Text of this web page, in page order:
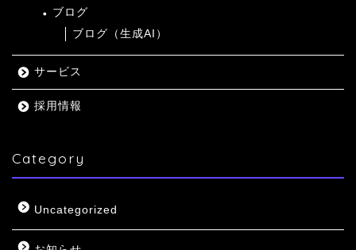
ブログ
ブログ（生成AI）
サービス
採用情報
Category
Uncategorized